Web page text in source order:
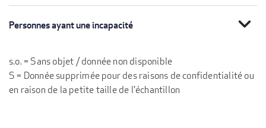
Personnes ayant une incapacité expand_more
s.o. = Sans objet / donnée non disponible
S = Donnée supprimée pour des raisons de confidentialité ou
en raison de la petite taille de l'échantillon